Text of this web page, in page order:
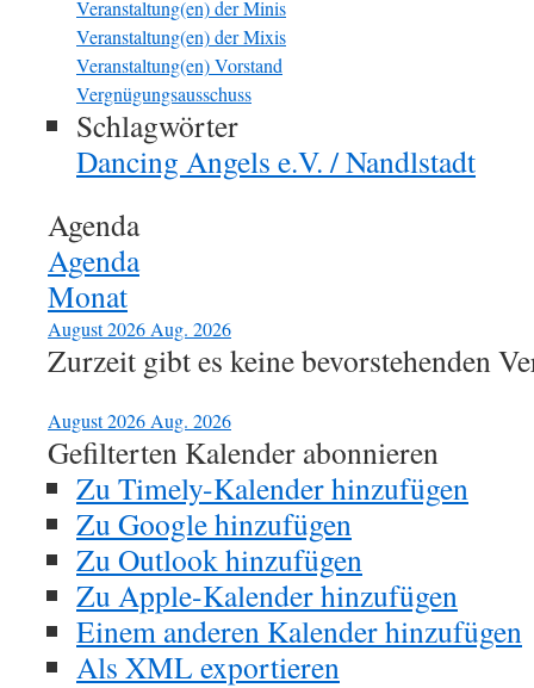
Veranstaltung(en) der Minis
Veranstaltung(en) der Mixis
Veranstaltung(en) Vorstand
Vergnügungsausschuss
Schlagwörter
Dancing Angels e.V. / Nandlstadt
Agenda
Agenda
Monat
August 2026 Aug. 2026
Zurzeit gibt es keine bevorstehenden
August 2026 Aug. 2026
Gefilterten Kalender abonnieren
Zu Timely-Kalender hinzufügen
Zu Google hinzufügen
Zu Outlook hinzufügen
Zu Apple-Kalender hinzufügen
Einem anderen Kalender hinzufügen
Als XML exportieren